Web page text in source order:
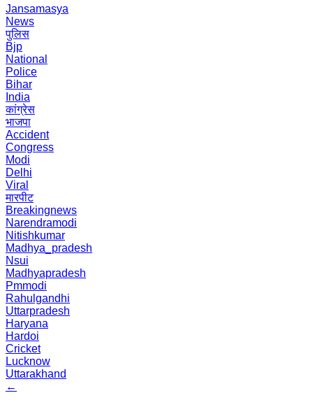
Jansamasya
News
पुलिस
Bjp
National
Police
Bihar
India
कांग्रेस
भाजपा
Accident
Congress
Modi
Delhi
Viral
मारपीट
Breakingnews
Narendramodi
Nitishkumar
Madhya_pradesh
Nsui
Madhyapradesh
Pmmodi
Rahulgandhi
Uttarpradesh
Haryana
Hardoi
Cricket
Lucknow
Uttarakhand
←